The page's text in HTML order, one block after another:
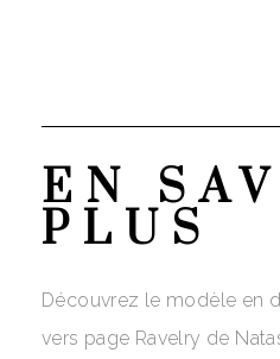
EN
PLUS
Découvrez le modèle en
vers page Ravelry de